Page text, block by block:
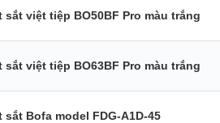
sắt việt tiệp BO50BF Pro màu trắng
sắt việt tiệp BO63BF Pro màu trắng
sắt Bofa model FDG-A1D-45